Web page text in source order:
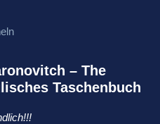
– The
Taschenbuch